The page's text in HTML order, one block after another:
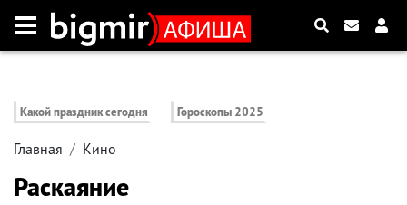
Какой праздник сегодня Гороскопы 2025
Главная Кино
Раскаяние